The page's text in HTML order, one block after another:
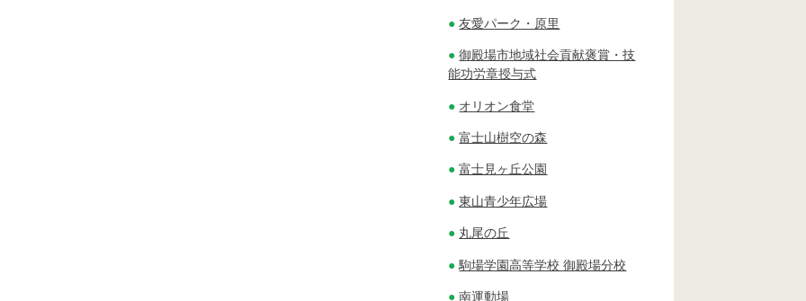
友愛パーク・原里
御殿場市地域社会貢献褒賞・技
能功労章授与式
オリオン食堂
富士山樹空の森
富士見ヶ丘公園
東山青少年広場
丸尾の丘
駒場学園高等学校 御殿場分校
南運動場